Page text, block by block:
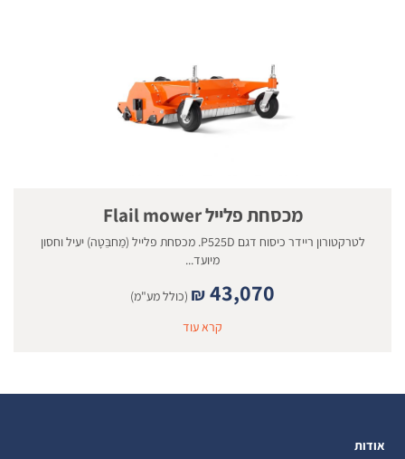
מכסחת פלייל Flail mower
לטרקטורון ריידר כיסוח דגם P525D. מכסחת פלייל (מַחבֵּטָה) יעיל וחסון
מיועד...
₪43,070
(כולל מע"מ)
קרא עוד
אודות